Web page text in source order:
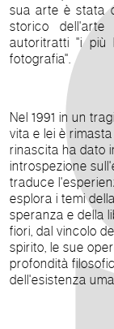
sua arte è stata
storico
autoritratti "i più
fotografia".
Nel 1991 in un
vita e lei è
rinascita ha dato
introspezione
traduce
esplora i temi
speranza e della
fiori, dal vincolo
spirito, le sue
profondità
dell'esistenza